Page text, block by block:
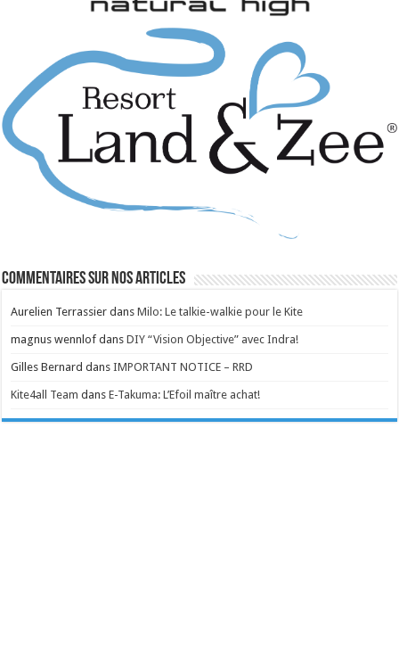
Commentaires sur nos articles
Aurelien Terrassier dansMilo: Le talkie-walkie pour le Kite
magnus wennlof dansDIY “Vision Objective” avec Indra!
Gilles Bernard dansIMPORTANT NOTICE – RRD
Kite4all Team dansE-Takuma: L’Efoil maître achat!